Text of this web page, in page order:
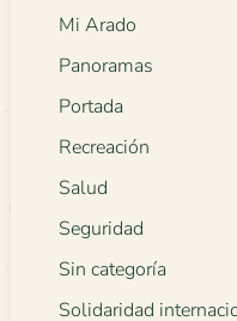
Mi Arado
Panoramas
Portada
Recreación
Salud
Seguridad
Sin categoría
Solidaridad